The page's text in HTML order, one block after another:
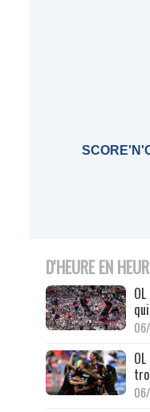
D'HEURE EN